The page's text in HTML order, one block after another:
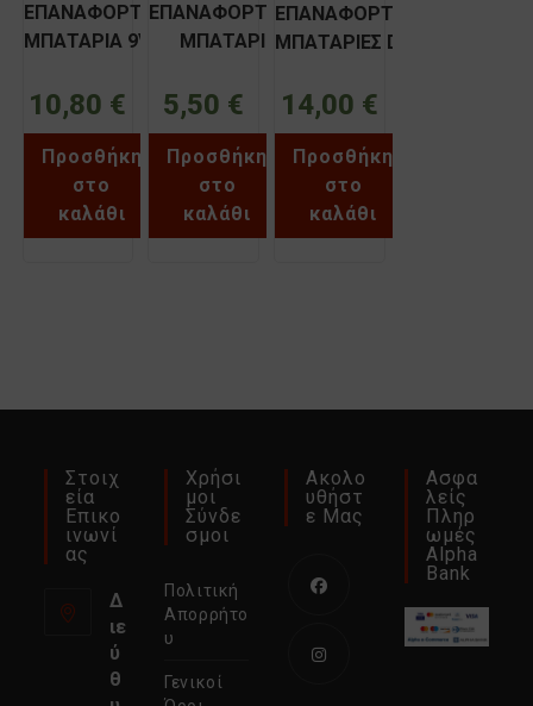
ΕΠΑΝΑΦΟΡΤΙΖΟΜΕΝH
ΜΠΑΤΑΡΙA 9V 250mAh
9V250BP1
10,80 €
Προσθήκη
στο
καλάθι
ΕΠΑΝΑΦΟΡΤΙΖΟΜΕΝΕΣ
ΜΠΑΤΑΡΙΕΣ AAA
AAA800BP2
5,50 €
Προσθήκη
στο
καλάθι
ΕΠΑΝΑΦΟΡΤΙΖΟΜΕΝΕΣ
ΜΠΑΤΑΡΙΕΣ D 2500mAh
D2500BP2
14,00 €
Προσθήκη
στο
καλάθι
Στοιχ
Εία
Επικο
Ινωνί
Ας
Δ
ιε
ύ
θ
Χρήσι
Μοι
Σύνδε
Σμοι
Πολιτική
Απορρήτο
υ
Γενικοί
Ακολο
Υθήστ
Ε Μας
Ασφα
Λείς
Πληρ
Ωμές
Alpha
Bank